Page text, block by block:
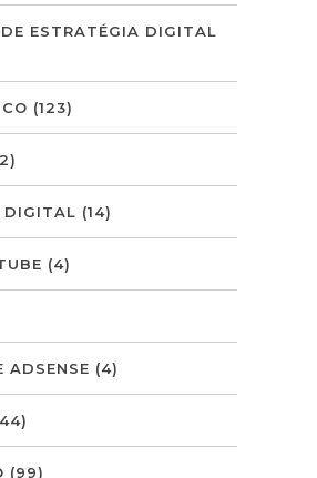
ESTRATÉGIA DIGITAL
(123)
DIGITAL (14)
(4)
ADSENSE (4)
(99)